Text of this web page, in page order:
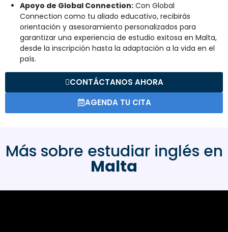
Apoyo de Global Connection:Con Global
Connection como tu aliado educativo, recibirás
orientación y asesoramiento personalizados para
garantizar una experiencia de estudio exitosa en Malta,
desde la inscripción hasta la adaptación a la vida en el
país.
CONTÁCTANOS AHORA
AGENDA TU CITA
Más sobre estudiar inglés en
Malta